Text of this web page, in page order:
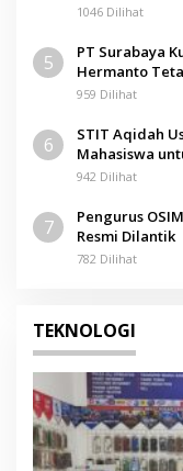
1046 Dilihat
5
PT Surabaya
Hermanto
Pamolokan
959 Dilihat
6
STIT Aqidah
Mahasiswa
942 Dilihat
7
Pengurus
Resmi Dilantik
782 Dilihat
TEKNOLOGI